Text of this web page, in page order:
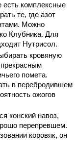
есть комплексные
те, где азот
Можно
Клубника. Для
Нутрисол.
кровяную
помета.
в перебродившем
ожогов
конский навоз,
перепревшем.
коровяк, он